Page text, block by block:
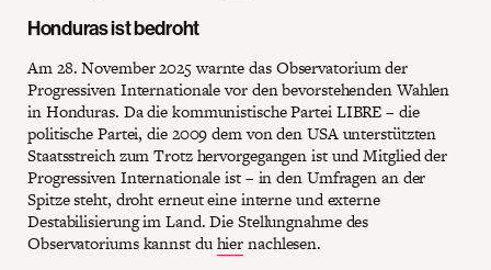
Honduras ist bedroht
Am 28. November 2025 warnte das Observatorium der
Progressiven Internationale vor den bevorstehenden Wahlen
in Honduras. Da die kommunistische Partei LIBRE – die
politische Partei, die 2009 dem von den USA unterstützten
Staatsstreich zum Trotz hervorgegangen ist und Mitglied der
Progressiven Internationale ist – in den Umfragen an der
Spitze steht, droht erneut eine interne und externe
Destabilisierung im Land. Die Stellungnahme des
Observatoriums kannst duhiernachlesen.